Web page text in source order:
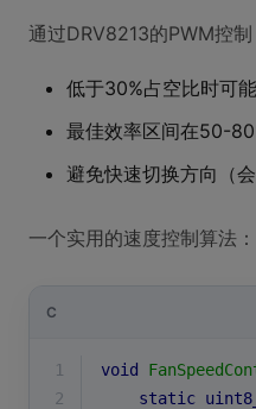
通过DRV8213的PWM控
低于30%占空比时可
最佳效率区间在50-
避免快速切换方向（
一个实用的速度控制算法：
C
1 void
2
static